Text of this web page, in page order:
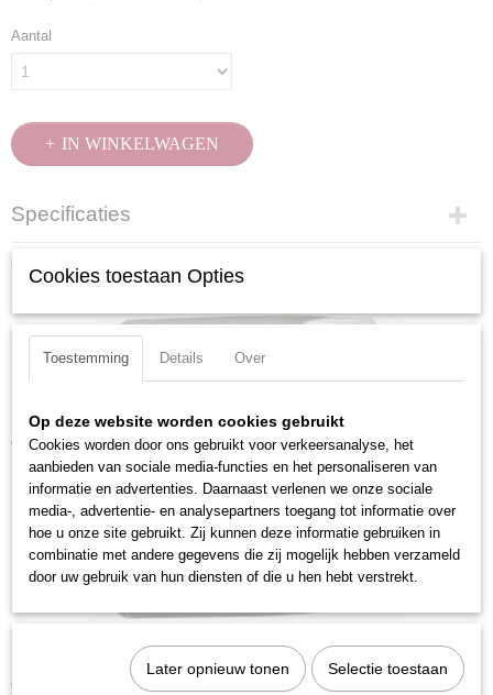
Aantal
IN WINKELWAGEN
Specificaties
2735-10
Productcode leverancier
Ook interessant
Kraftwerk 2035T30 Krachtbit Torx T 30
€ 3,28
Kraftwerk 2035T45 Krachtbit Torx T 45
€ 3,28
Cookies toestaan Opties
Toestemming Details Over
Op deze website worden cookies gebruikt
Cookies worden door ons gebruikt voor verkeersanalyse, het
aanbieden van sociale media-functies en het personaliseren van
informatie en advertenties. Daarnaast verlenen we onze sociale
media-, advertentie- en analysepartners toegang tot informatie over
hoe u onze site gebruikt. Zij kunnen deze informatie gebruiken in
combinatie met andere gegevens die zij mogelijk hebben verzameld
door uw gebruik van hun diensten of die u hen hebt verstrekt.
Later opnieuw tonen Selectie toestaan